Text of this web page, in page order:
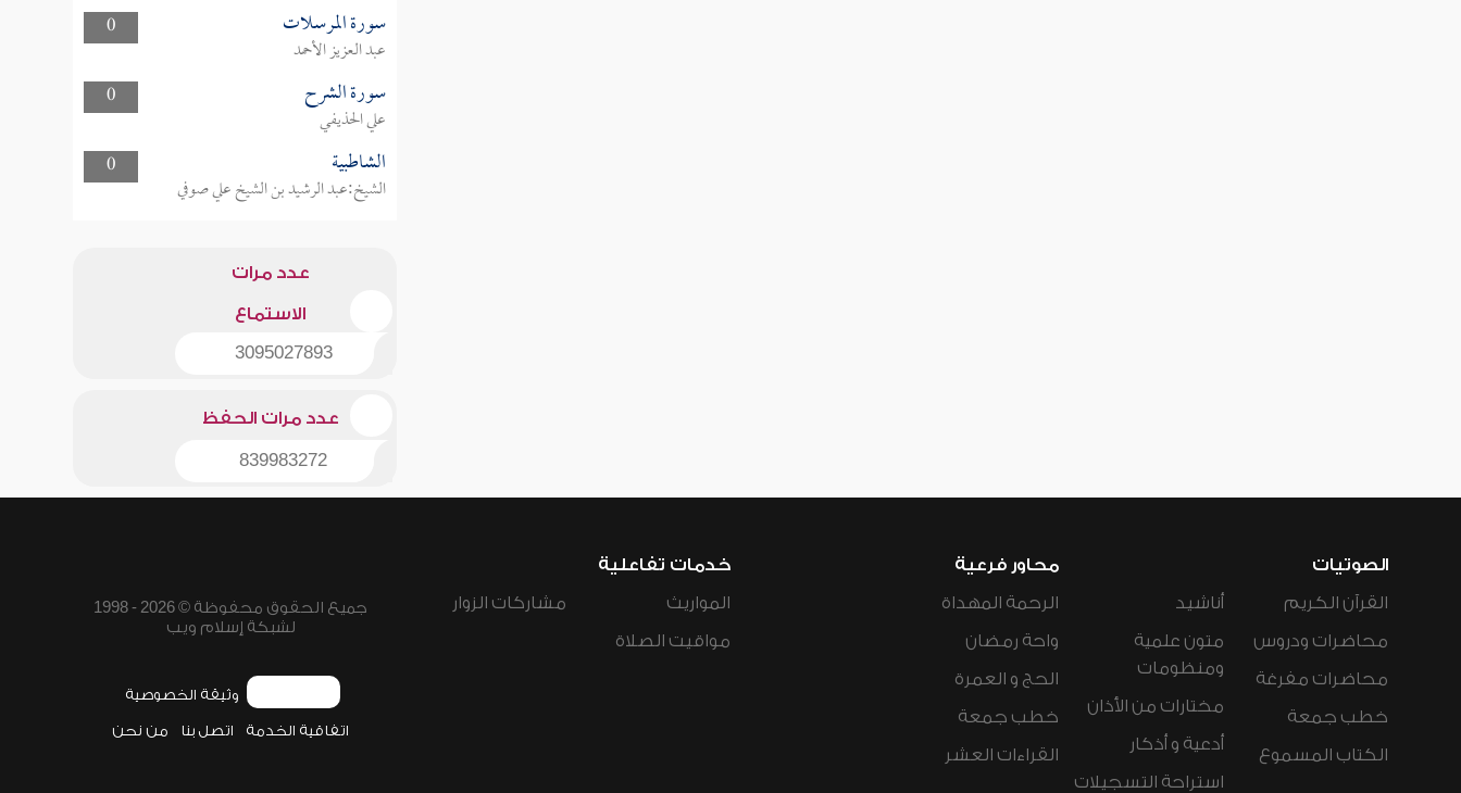
0
سورة المرسلات
عبد العزيز الأحمد
0
سورة الشرح
علي الحذيفي
0
الشاطبية
الشيخ:عبد الرشيد بن الشيخ علي صوفي
عدد مرات
الاستماع
3095027893
عدد مرات الحفظ
839983272
الصوتيات
القرآن الكريم
محاضرات ودروس
محاضرات مفرغة
خطب جمعة
الكتاب المسموع
أناشيد
متون علمية
ومنظومات
مختارات من الأذان
أدعية و أذكار
استراحة التسجيلات
محاور فرعية
الرحمة المهداة
واحة رمضان
الحج و العمرة
خطب جمعة
القراءات العشر
خدمات تفاعلية
المواريث
مواقيت الصلاة
مشاركات الزوار
جميع الحقوق محفوظة © 2026 - 1998
لشبكة إسلام ويب
وثيقة الخصوصية
اتفاقية الخدمة اتصل بنا من نحن